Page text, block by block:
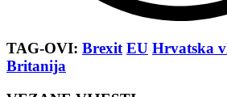
TAG-OVI: Brexit EU Hrvatska
Britanija